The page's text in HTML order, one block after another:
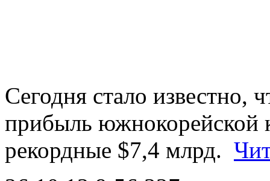
Сегодня стало известно,
прибыль южнокорейской
рекордные $7,4 млрд.